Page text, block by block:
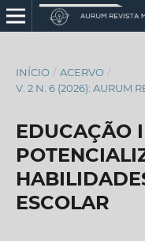
INÍCIO / ACERVO /
V. 2 N. 6 (2026): AURUM
EDUCAÇÃO
ESCOLAR